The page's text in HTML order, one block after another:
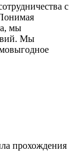
с
мы
Мы
прохождения